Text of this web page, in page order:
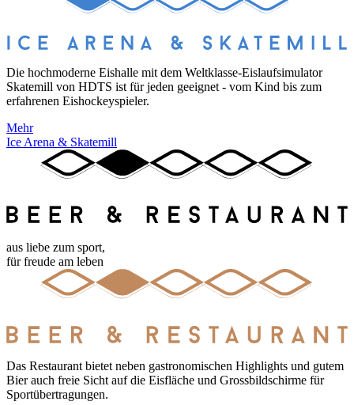
Die hochmoderne Eishalle mit dem Weltklasse-Eislaufsimulator
Skatemill von HDTS ist für jeden geeignet - vom Kind bis zum
erfahrenen Eishockeyspieler.
Mehr
Ice Arena & Skatemill
aus liebe zum sport,
für freude am leben
Das Restaurant bietet neben gastronomischen Highlights und gutem
Bier auch freie Sicht auf die Eisfläche und Grossbildschirme für
Sportübertragungen.